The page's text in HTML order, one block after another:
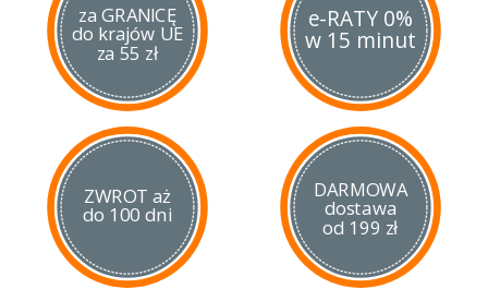
za GRANICĘ
do krajów UE
za 55 zł
e-RATY 0%
w 15 minut
ZWROT aż
do 100 dni
DARMOWA
dostawa
od 199 zł